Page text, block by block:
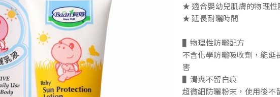
★ 適合嬰幼兒肌膚的物理性
★ 延長耐曬時間
▌物理性防曬配方
不含化學防曬吸收劑，能
害
▌清爽不留白痕
超微細防曬粉末，使用後不